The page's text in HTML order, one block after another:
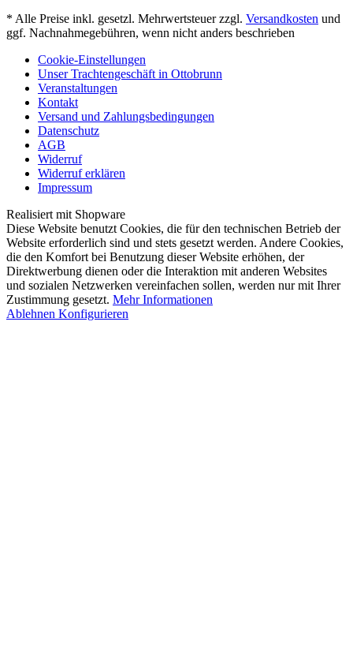
* Alle Preise inkl. gesetzl. Mehrwertsteuer zzgl. Versandkosten und
ggf. Nachnahmegebühren, wenn nicht anders beschrieben
Cookie-Einstellungen
Unser Trachtengeschäft in Ottobrunn
Veranstaltungen
Kontakt
Versand und Zahlungsbedingungen
Datenschutz
AGB
Widerruf
Widerruf erklären
Impressum
Realisiert mit Shopware
Diese Website benutzt Cookies, die für den technischen Betrieb der
Website erforderlich sind und stets gesetzt werden. Andere Cookies,
die den Komfort bei Benutzung dieser Website erhöhen, der
Direktwerbung dienen oder die Interaktion mit anderen Websites
und sozialen Netzwerken vereinfachen sollen, werden nur mit Ihrer
Zustimmung gesetzt. Mehr Informationen
Ablehnen Konfigurieren